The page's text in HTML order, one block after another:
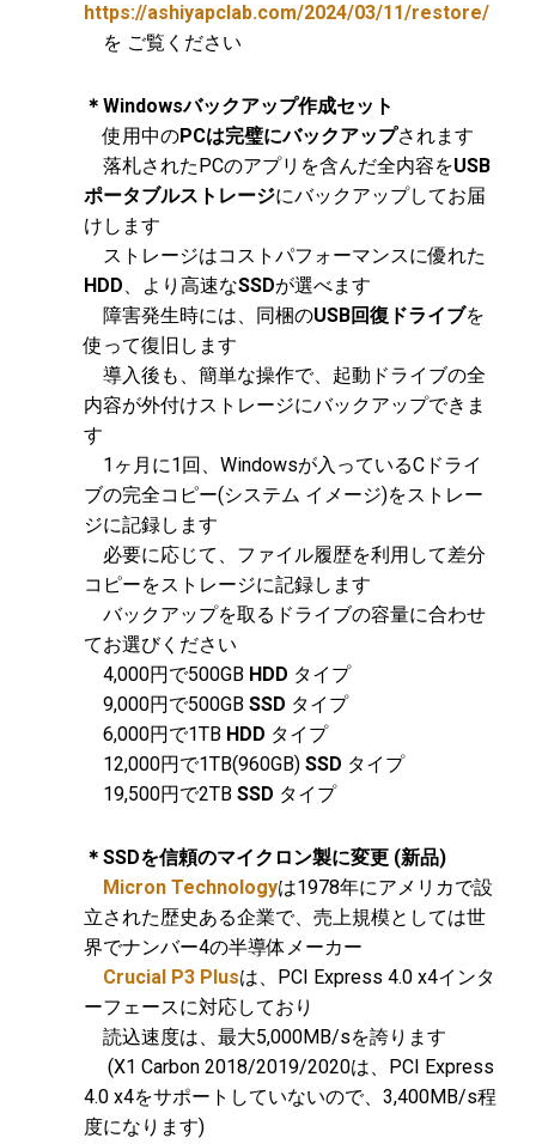
https://ashiyapclab.com/2024/03/11/restore/
を ご覧ください
＊Windowsバックアップ作成セット
使用中のPCは完璧にバックアップされます
落札されたPCのアプリを含んだ全内容をUSB
ポータブルストレージにバックアップしてお届
けします
ストレージはコストパフォーマンスに優れた
HDD、より高速なSSDが選べます
障害発生時には、同梱のUSB回復ドライブを
使って復旧します
導入後も、簡単な操作で、起動ドライブの全
内容が外付けストレージにバックアップできま
す
1ヶ月に1回、Windowsが入っているCドライ
ブの完全コピー(システム イメージ)をストレー
ジに記録します
必要に応じて、ファイル履歴を利用して差分
コピーをストレージに記録します
バックアップを取るドライブの容量に合わせ
てお選びください
4,000円で500GB HDD タイプ
9,000円で500GB SSD タイプ
6,000円で1TB HDD タイプ
12,000円で1TB(960GB) SSD タイプ
19,500円で2TB SSD タイプ
＊SSDを信頼のマイクロン製に変更 (新品)
Micron Technologyは1978年にアメリカで設
立された歴史ある企業で、売上規模としては世
界でナンバー4の半導体メーカー
Crucial P3 Plusは、PCI Express 4.0 x4インタ
ーフェースに対応しており
読込速度は、最大5,000MB/sを誇ります
(X1 Carbon 2018/2019/2020は、PCI Express
4.0 x4をサポートしていないので、3,400MB/s程
度になります)